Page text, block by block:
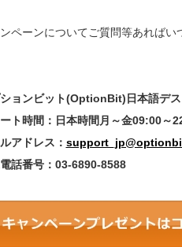
ペーンについてご質問等あれば
ョンビット(OptionBit)日本語デス
ト時間：日本時間月～金09:00～
アドレス：
話番号：03-6890-8588